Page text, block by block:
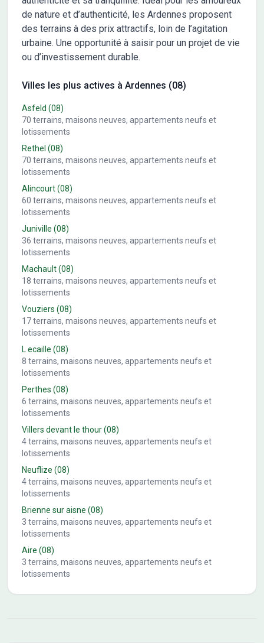
de nature et d’authenticité, les Ardennes proposent
des terrains à des prix attractifs, loin de l’agitation
urbaine. Une opportunité à saisir pour un projet de vie
ou d’investissement durable.
Villes les plus actives à Ardennes (08)
Asfeld (08)
70 terrains, maisons neuves, appartements neufs et
lotissements
Rethel (08)
70 terrains, maisons neuves, appartements neufs et
lotissements
Alincourt(08)
60 terrains, maisons neuves, appartements neufs et
lotissements
Juniville (08)
36 terrains, maisons neuves, appartements neufs et
lotissements
Machault(08)
18 terrains, maisons neuves, appartements neufs et
lotissements
Vouziers (08)
17terrains, maisons neuves, appartements neufs et
lotissements
L ecaille (08)
8 terrains, maisons neuves, appartements neufs et
lotissements
Perthes (08)
6 terrains, maisons neuves, appartements neufs et
lotissements
Villers devant le thour(08)
4terrains, maisons neuves, appartements neufs et
lotissements
Neuflize (08)
4terrains, maisons neuves, appartements neufs et
lotissements
Brienne sur aisne (08)
3 terrains, maisons neuves, appartements neufs et
lotissements
Aire (08)
3 terrains, maisons neuves, appartements neufs et
lotissements